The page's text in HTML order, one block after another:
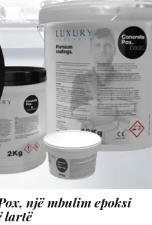
një mbulim epoksi
lartë